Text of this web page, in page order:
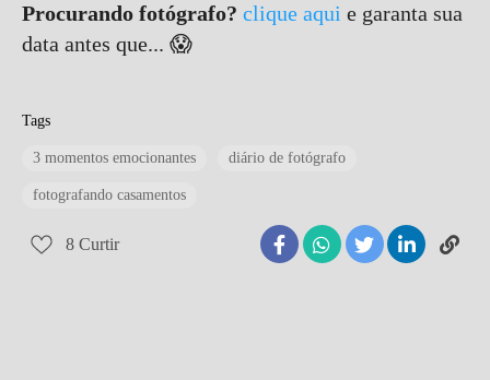
Procurando fotógrafo? clique aqui e garanta sua
data antes que... 😱
Tags
3 momentos emocionantes diário de fotógrafo
fotografando casamentos
8 Curtir